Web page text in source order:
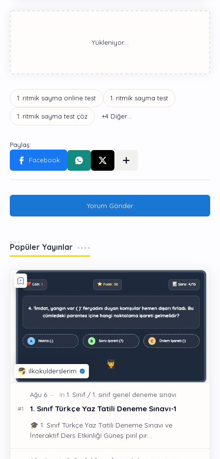
Yorum Gönder
Popüler Yayınlar
1. Sınıf Türkçe Yaz Tatili Deneme Sınavı-1
🎓 1. Sınıf Türkçe Yaz Tatili Deneme Sınavı ve
İnteraktif Ders Etkinliği Güneş pırıl pır…